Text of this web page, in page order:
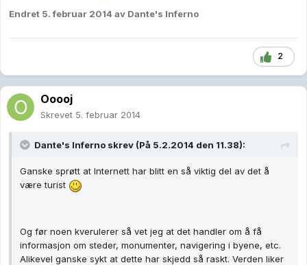
Endret 5. februar 2014 av Dante's Inferno
2
Ooooj
Skrevet 5. februar 2014
Dante's Inferno skrev (På 5.2.2014 den 11.38):
Ganske sprøtt at Internett har blitt en så viktig del av det å
være turist
Og før noen kverulerer så vet jeg at det handler om å få
informasjon om steder, monumenter, navigering i byene, etc.
Alikevel ganske sykt at dette har skjedd så raskt. Verden liker